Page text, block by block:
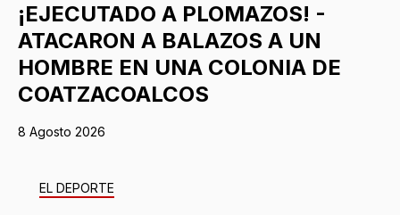
¡EJECUTADO A PLOMAZOS! -
ATACARON A BALAZOS A UN
HOMBRE EN UNA COLONIA DE
COATZACOALCOS
8 Agosto 2026
EL DEPORTE